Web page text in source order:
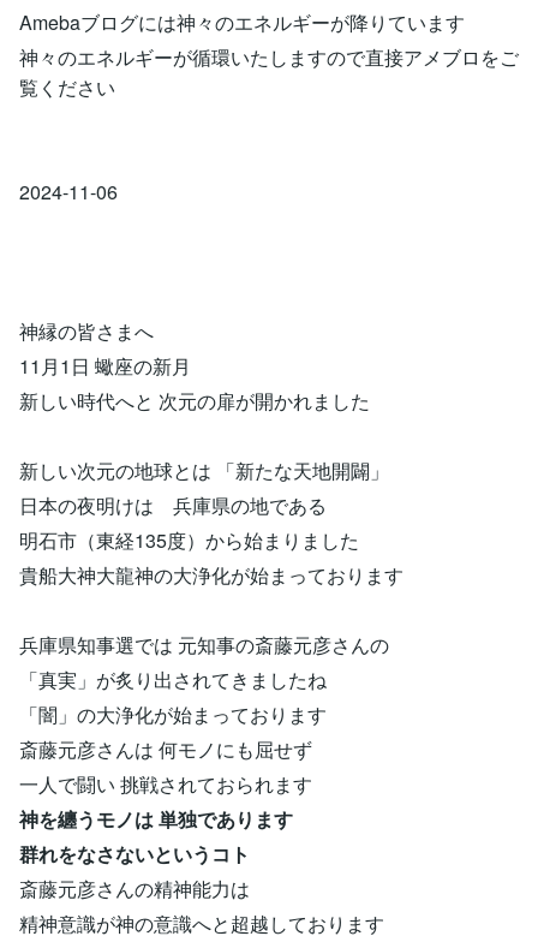
Amebaブログには神々のエネルギーが降りています
神々のエネルギーが循環いたしますので直接アメブロをご
覧ください
2024-11-06
神縁の皆さまへ
11月1日 蠍座の新月
新しい時代へと 次元の扉が開かれました
新しい次元の地球とは 「新たな天地開闢」
日本の夜明けは 兵庫県の地である
明石市（東経135度）から始まりました
貴船大神大龍神の大浄化が始まっております
兵庫県知事選では 元知事の斎藤元彦さんの
「真実」が炙り出されてきましたね
「闇」の大浄化が始まっております
斎藤元彦さんは 何モノにも屈せず
一人で闘い 挑戦されておられます
神を纏うモノは 単独であります
群れをなさないというコト
斎藤元彦さんの精神能力は
精神意識が神の意識へと超越しております